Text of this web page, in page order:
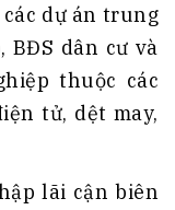
dự án trung
BĐS dân cư và
thuộc các
tử, dệt may,
lãi cận biên